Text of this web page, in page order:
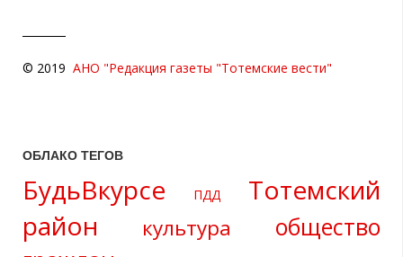
© 2019 АНО "Редакция газеты "Тотемские вести"
ОБЛАКО ТЕГОВ
БудьВкурсе ПДД
Тотемский
район
культура
общество